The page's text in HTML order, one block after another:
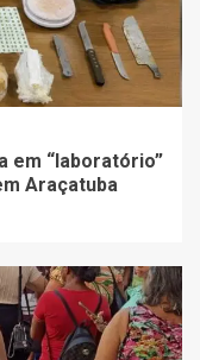
em “laboratório”
Araçatuba